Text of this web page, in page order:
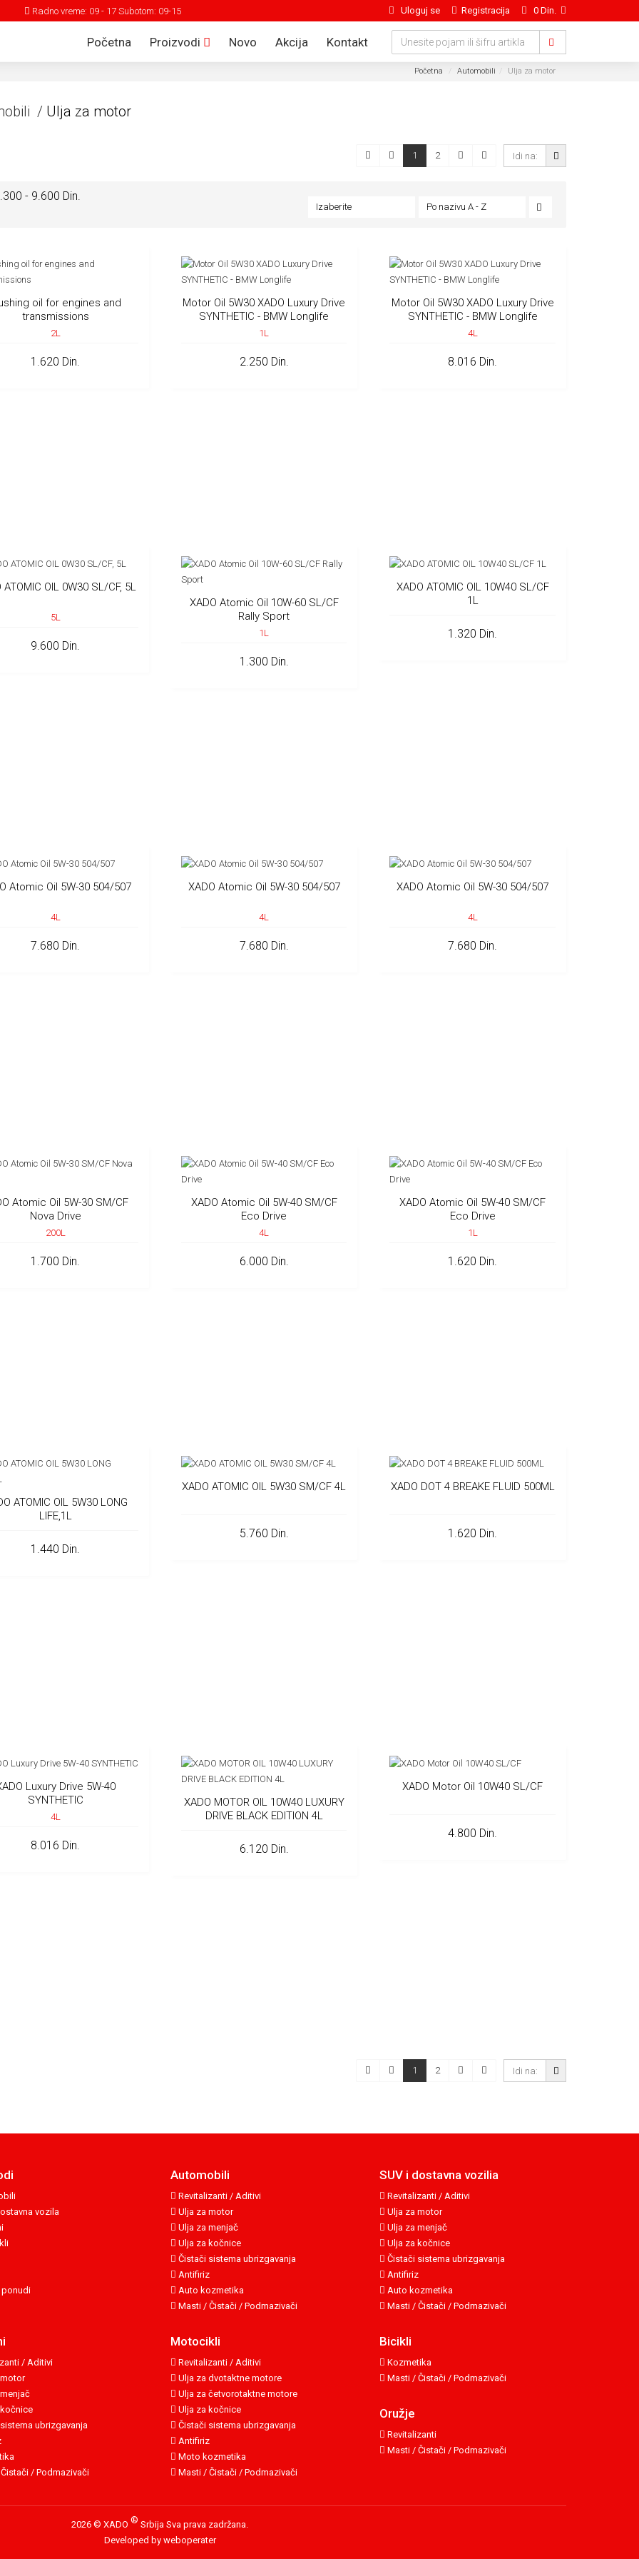
Radno vreme: 09 - 17 Subotom: 09-15 Uloguj se Registracija 0 Din.
Početna Proizvodi Novo Akcija Kontakt
Početna Automobili Ulja za motor
/ Ulja za motor
1 2
- 9.600 Din.
Po nazivu A - Z
Izaberite
oil for engines and
transmissions
2L
1.620 Din.
Motor Oil 5W30 XADO Luxury Drive
SYNTHETIC - BMW Longlife
1L
2.250 Din.
Motor Oil 5W30 XADO Luxury Drive
SYNTHETIC - BMW Longlife
4L
8.016 Din.
ATOMIC OIL 0W30 SL/CF, 5L
5L
9.600 Din.
XADO Atomic Oil 10W-60 SL/CF
Rally Sport
1L
1.300 Din.
XADO ATOMIC OIL 10W40 SL/CF
1L
1.320 Din.
Atomic Oil 5W-30 504/507
4L
7.680 Din.
XADO Atomic Oil 5W-30 504/507
4L
7.680 Din.
XADO Atomic Oil 5W-30 504/507
4L
7.680 Din.
Atomic Oil 5W-30 SM/CF
Nova Drive
200L
1.700 Din.
XADO Atomic Oil 5W-40 SM/CF
Eco Drive
4L
6.000 Din.
XADO Atomic Oil 5W-40 SM/CF
Eco Drive
1L
1.620 Din.
ATOMIC OIL 5W30 LONG
LIFE,1L
1.440 Din.
XADO ATOMIC OIL 5W30 SM/CF 4L
5.760 Din.
XADO DOT 4 BREAKE FLUID 500ML
1.620 Din.
Luxury Drive 5W-40
SYNTHETIC
4L
8.016 Din.
XADO MOTOR OIL 10W40 LUXURY
DRIVE BLACK EDITION 4L
6.120 Din.
XADO Motor Oil 10W40 SL/CF
4.800 Din.
1 2
vozila
Automobili
Revitalizanti / Aditivi
Ulja za motor
Ulja za menjač
Ulja za kočnice
Čistači sistema ubrizgavanja
Antifiriz
Auto kozmetika
Masti / Čistači / Podmazivači
SUV i dostavna vozilia
Revitalizanti / Aditivi
Ulja za motor
Ulja za menjač
Ulja za kočnice
Čistači sistema ubrizgavanja
Antifiriz
Auto kozmetika
Masti / Čistači / Podmazivači
/ Aditivi
ubrizgavanja
/ Podmazivači
Motocikli
Revitalizanti / Aditivi
Ulja za dvotaktne motore
Ulja za četvorotaktne motore
Ulja za kočnice
Čistači sistema ubrizgavanja
Antifiriz
Moto kozmetika
Masti / Čistači / Podmazivači
Bicikli
Kozmetika
Masti / Čistači / Podmazivači
Oružje
Revitalizanti
Masti / Čistači / Podmazivači
2026 © XADO ® Srbija Sva prava zadržana.
Developed by weboperater